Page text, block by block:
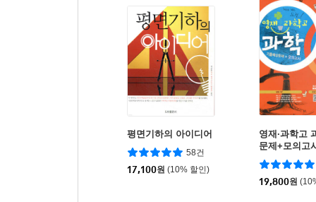
평면기하의 아이디어
58건
17,100원 (10% 할인)
영재·과학고
문제+모의고
19,800원